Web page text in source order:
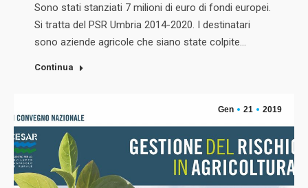
Sono stati stanziati 7 milioni di euro di fondi europei.
Si tratta del PSR Umbria 2014-2020. I destinatari
sono aziende agricole che siano state colpite…
Continua
Gen 21 2019